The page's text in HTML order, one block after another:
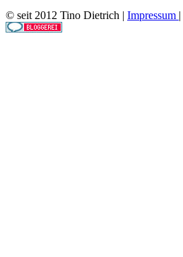
© seit 2012 Tino Dietrich | Impressum |